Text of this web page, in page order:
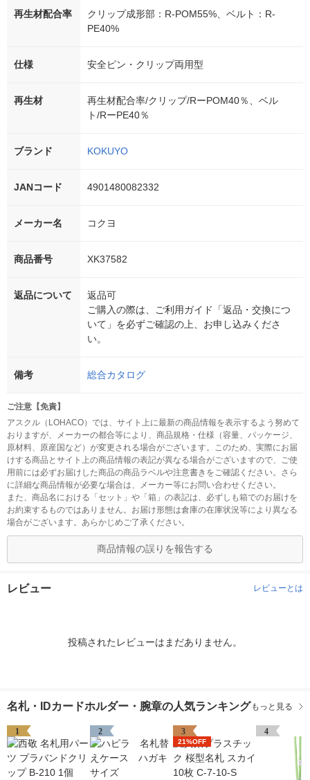
再生材配合率
クリップ成形部：R-POM55%、ベルト：R-
PE40%
仕様 安全ピン・クリップ両用型
再生材
再生材配合率/クリップ/RーPOM40％、ベル
ト/RーPE40％
ブランド KOKUYO
JANコード 4901480082332
メーカー名 コクヨ
商品番号 XK37582
返品について
返品可
ご購入の際は、ご利用ガイド「返品・交換につ
いて」を必ずご確認の上、お申し込みくださ
い。
備考 総合カタログ
ご注意【免責】
アスクル（LOHACO）では、サイト上に最新の商品情報を表示するよう努めて
おりますが、メーカーの都合等により、商品規格・仕様（容量、パッケージ、
原材料、原産国など）が変更される場合がございます。このため、実際にお届
けする商品とサイト上の商品情報の表記が異なる場合がございますので、ご使
用前には必ずお届けした商品の商品ラベルや注意書きをご確認ください。さら
に詳細な商品情報が必要な場合は、メーカー等にお問い合わせください。
また、商品名における「セット」や「箱」の表記は、必ずしも箱でのお届けを
お約束するものではありません。お届け形態は倉庫の在庫状況等により異なる
場合がございます。あらかじめご了承ください。
商品情報の誤りを報告する
レビュー レビューとは
投稿されたレビューはまだありません。
名札・IDカードホルダー・腕章の人気ランキング もっと見る
1 2 3
21%OFF
4